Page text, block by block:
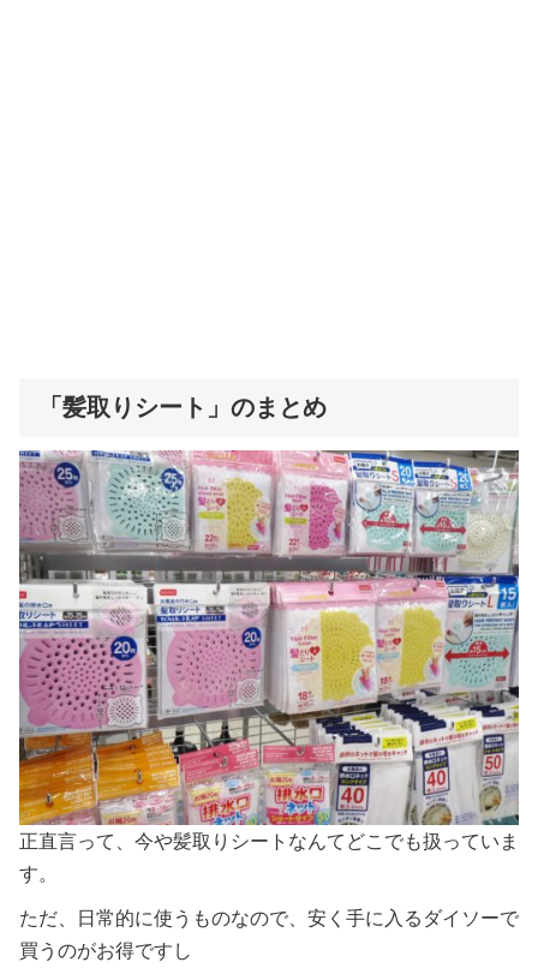
「髪取りシート」のまとめ
正直言って、今や髪取りシートなんてどこでも扱っていま
す。
ただ、日常的に使うものなので、安く手に入るダイソーで
買うのがお得ですし